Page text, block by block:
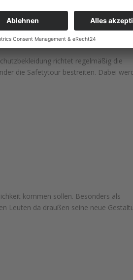
richtet regelmäßig die
die Safetytour bestreiten. Dabei
kommen sollen. Besonders als
Leuten da draußen seine neue